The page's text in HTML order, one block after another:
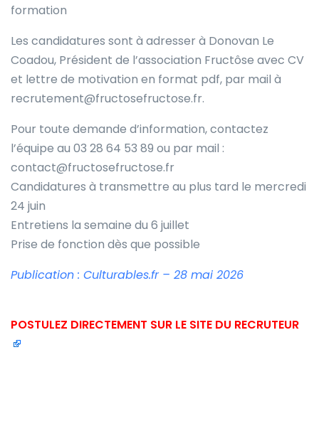
formation
Les candidatures sont à adresser à Donovan Le
Coadou, Président de l’association Fructôse avec CV
et lettre de motivation en format pdf, par mail à
recrutement@fructosefructose.fr.
Pour toute demande d’information, contactez
l’équipe au 03 28 64 53 89 ou par mail :
contact@fructosefructose.fr
Candidatures à transmettre au plus tard le mercredi
24 juin
Entretiens la semaine du 6 juillet
Prise de fonction dès que possible
Publication : Culturables.fr – 28 mai 2026
POSTULEZ DIRECTEMENT SUR LE SITE DU RECRUTEUR